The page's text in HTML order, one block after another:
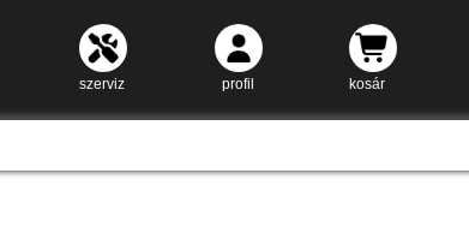
szerviz profil kosár